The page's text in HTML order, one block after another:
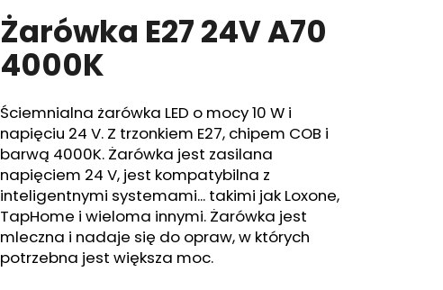
Żarówka E27 24V A70
4000K
Ściemnialna żarówka LED o mocy 10 W i
napięciu 24 V. Z trzonkiem E27, chipem COB i
barwą 4000K. Żarówka jest zasilana
napięciem 24 V, jest kompatybilna z
inteligentnymi systemami... takimi jak Loxone,
TapHome i wieloma innymi. Żarówka jest
mleczna i nadaje się do opraw, w których
potrzebna jest większa moc.